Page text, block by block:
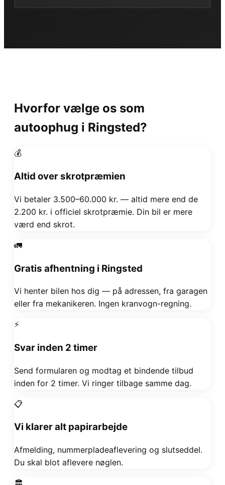
Hvorfor vælge os som
autoophug i Ringsted?
💰
Altid over skrotpræmien
Vi betaler 3.500–60.000 kr. — altid mere end de
2.200 kr. i officiel skrotpræmie. Din bil er mere
værd end skrot.
🚛
Gratis afhentning i Ringsted
Vi henter bilen hos dig — på adressen, fra garagen
eller fra mekanikeren. Ingen kranvogn-regning.
⚡
Svar inden 2 timer
Send formularen og modtag et bindende tilbud
inden for 2 timer. Vi ringer tilbage samme dag.
📋
Vi klarer alt papirarbejde
Afmelding, nummerpladeaflevering og slutseddel.
Du skal blot aflevere nøglen.